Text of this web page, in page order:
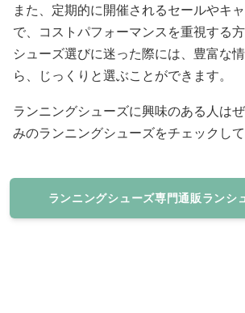
また、定期的に開催されるセールやキ
で、コストパフォーマンスを重視する方
シューズ選びに迷った際には、豊富な
ら、じっくりと選ぶことができます。
ランニングシューズに興味のある人は
みのランニングシューズをチェックして
ランニングシューズ専門通販ランシ